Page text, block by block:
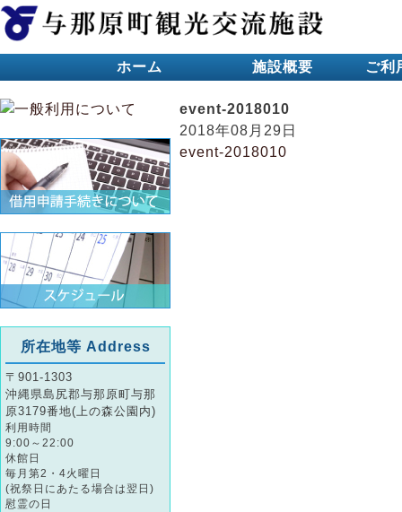
ホーム 施設概要 ご利
event-2018010
2018年08月29日
event-2018010
所在地等 Address
〒901-1303
沖縄県島尻郡与那原町与那
原3179番地(上の森公園内)
利用時間
9:00～22:00
休館日
毎月第2・4火曜日
(祝祭日にあたる場合は翌日)
慰霊の日